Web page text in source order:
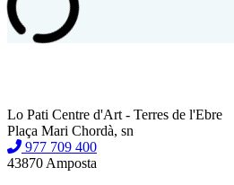
Lo Pati Centre d'Art - Terres de l'Ebre
Plaça Mari Chordà, sn
977 709 400
43870 Amposta